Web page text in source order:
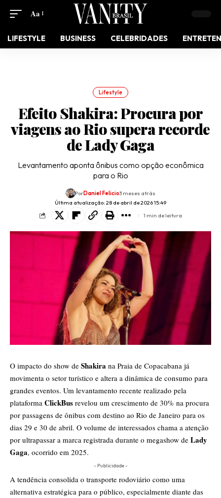
Aa
LIFESTYLE BUSINESS CELEBRIDADES
Lifestyle
Efeito Shakira: Procura por
viagens ao Rio supera recorde
de Lady Gaga
Levantamento aponta ônibus como opção econômica
para o Rio
Última atualização: 28 de abril de 2026 15:49
PorDaniel Felicio3 meses atrás
1 min de leitura
O impacto do show de Shakira na Praia de Copacabana já
movimenta o setor turístico e altera a dinâmica de consumo para
grandes eventos. Um levantamento recente realizado pela
plataforma ClickBus revelou um crescimento de 30% na procura
por passagens de ônibus com destino ao Rio de Janeiro para os
dias 29 e 30 de abril. O volume de interessados chama a atenção
por ultrapassar a marca registrada durante o megashow de Lady
Gaga, ocorrido em 2025.
- Publicidade -
A tendência consolida o transporte rodoviário como uma
alternativa estratégica para o público, especialmente diante das